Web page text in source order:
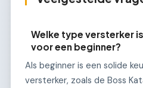
Welke type versterker
voor een beginner?
Als beginner is een solide
versterker, zoals de Boss